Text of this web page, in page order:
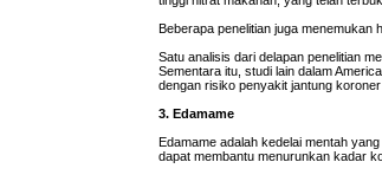
Beberapa penelitian juga menemukan
Satu analisis dari delapan penelitian
Sementara itu, studi lain dalam
dengan risiko penyakit jantung
3. Edamame
Edamame adalah kedelai mentah
dapat membantu menurunkan kadar